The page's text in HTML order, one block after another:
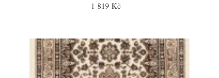
1 819 Kč